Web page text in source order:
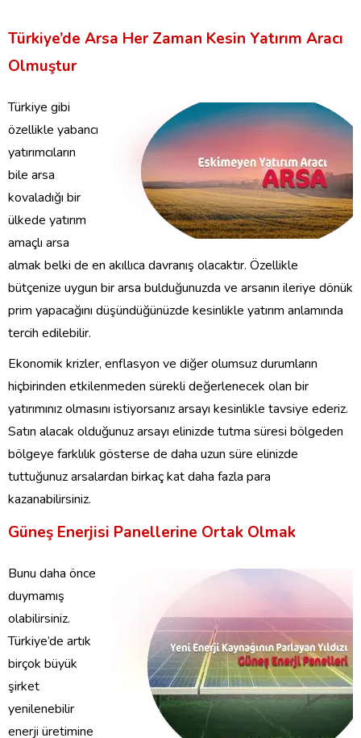
Türkiye’de Arsa Her Zaman Kesin Yatırım Aracı
Olmuştur
Türkiye gibi
özellikle yabancı
yatırımcıların
bile arsa
kovaladığı bir
ülkede yatırım
amaçlı arsa
almak belki de en akıllıca davranış olacaktır. Özellikle
bütçenize uygun bir arsa bulduğunuzda ve arsanın ileriye dönük
prim yapacağını düşündüğünüzde kesinlikle yatırım anlamında
tercih edilebilir.
Ekonomik krizler, enflasyon ve diğer olumsuz durumların
hiçbirinden etkilenmeden sürekli değerlenecek olan bir
yatırımınız olmasını istiyorsanız arsayı kesinlikle tavsiye ederiz.
Satın alacak olduğunuz arsayı elinizde tutma süresi bölgeden
bölgeye farklılık gösterse de daha uzun süre elinizde
tuttuğunuz arsalardan birkaç kat daha fazla para
kazanabilirsiniz.
Güneş Enerjisi Panellerine Ortak Olmak
Bunu daha önce
duymamış
olabilirsiniz.
Türkiye’de artık
birçok büyük
şirket
yenilenebilir
enerji üretimine